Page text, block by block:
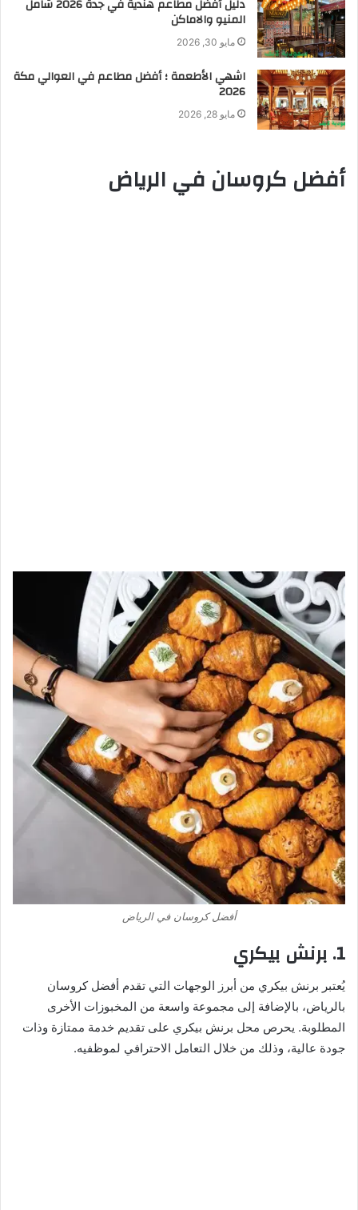
دليل أفضل مطاعم هندية في جدة 2026 شامل
المنيو والاماكن
مايو 30, 2026
اشهي الأطعمة ؛ أفضل مطاعم في العوالي مكة
2026
مايو 28, 2026
أفضل كروسان في الرياض
أفضل كروسان في الرياض
1. برنش بيكري
يُعتبر برنش بيكري من أبرز الوجهات التي تقدم أفضل كروسان
بالرياض، بالإضافة إلى مجموعة واسعة من المخبوزات الأخرى
المطلوبة. يحرص محل برنش بيكري على تقديم خدمة ممتازة وذات
جودة عالية، وذلك من خلال التعامل الاحترافي لموظفيه.